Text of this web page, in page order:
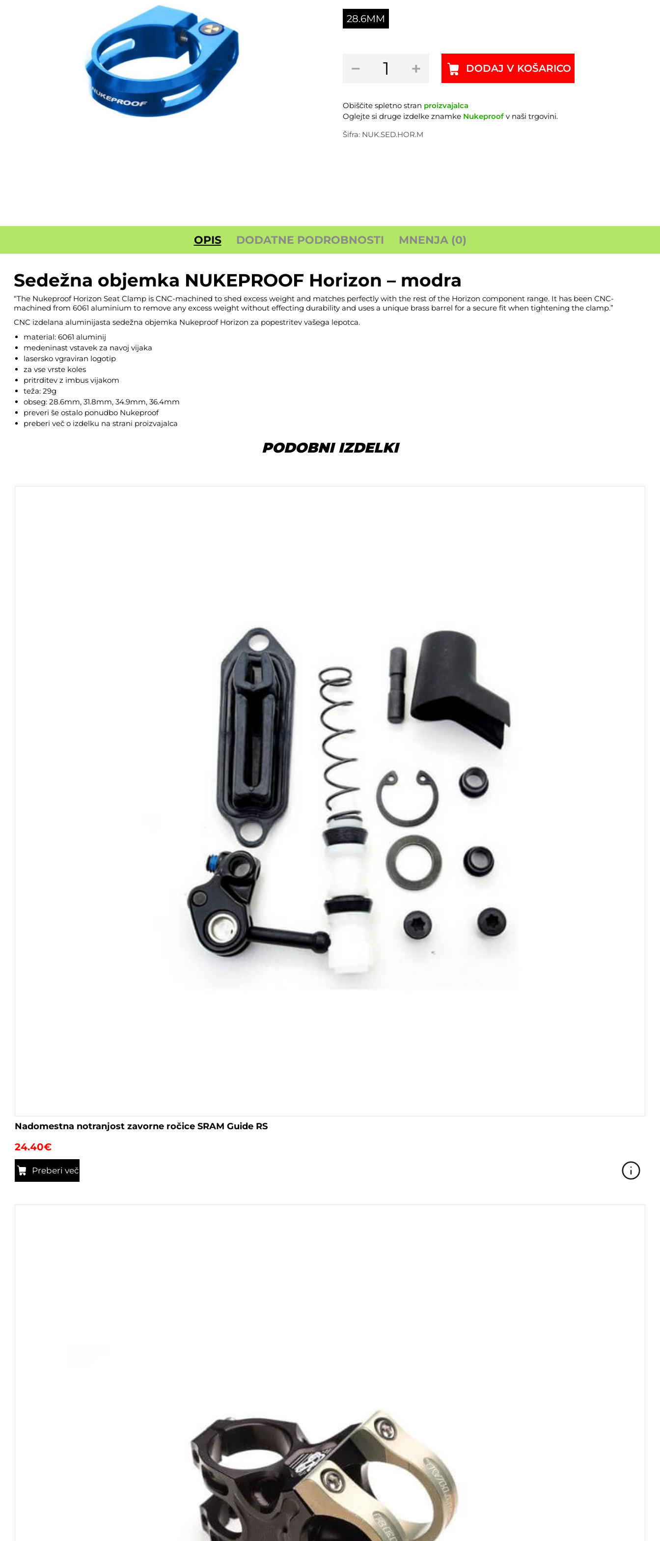
28.6MM
−
objemka
-
modra
količina
+ DODAJ V KOŠARICO
Obiščite spletno stran proizvajalca
Oglejte si druge izdelke znamke Nukeproof v naši trgovini.
Šifra: NUK.SED.HOR.M
OPIS DODATNE PODROBNOSTI MNENJA (0)
Sedežna objemka NUKEPROOF Horizon – modra
“The Nukeproof Horizon Seat Clamp is CNC-machined to shed excess weight and matches perfectly with the rest of the Horizon component range. It has been CNC-
machined from 6061 aluminium to remove any excess weight without effecting durability and uses a unique brass barrel for a secure fit when tightening the clamp.”
CNC izdelana aluminijasta sedežna objemka Nukeproof Horizon za popestritev vašega lepotca.
material: 6061 aluminij
medeninast vstavek za navoj vijaka
lasersko vgraviran logotip
za vse vrste koles
pritrditev z imbus vijakom
teža: 29g
obseg: 28.6mm, 31.8mm, 34.9mm, 36.4mm
preveri še ostalo ponudbo Nukeproof
preberi več o izdelku na strani proizvajalca
PODOBNI IZDELKI
Nadomestna notranjost zavorne ročice SRAM Guide RS
24.40€
Preberi več